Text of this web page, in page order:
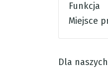
Funkcja
Miejsce
Dla